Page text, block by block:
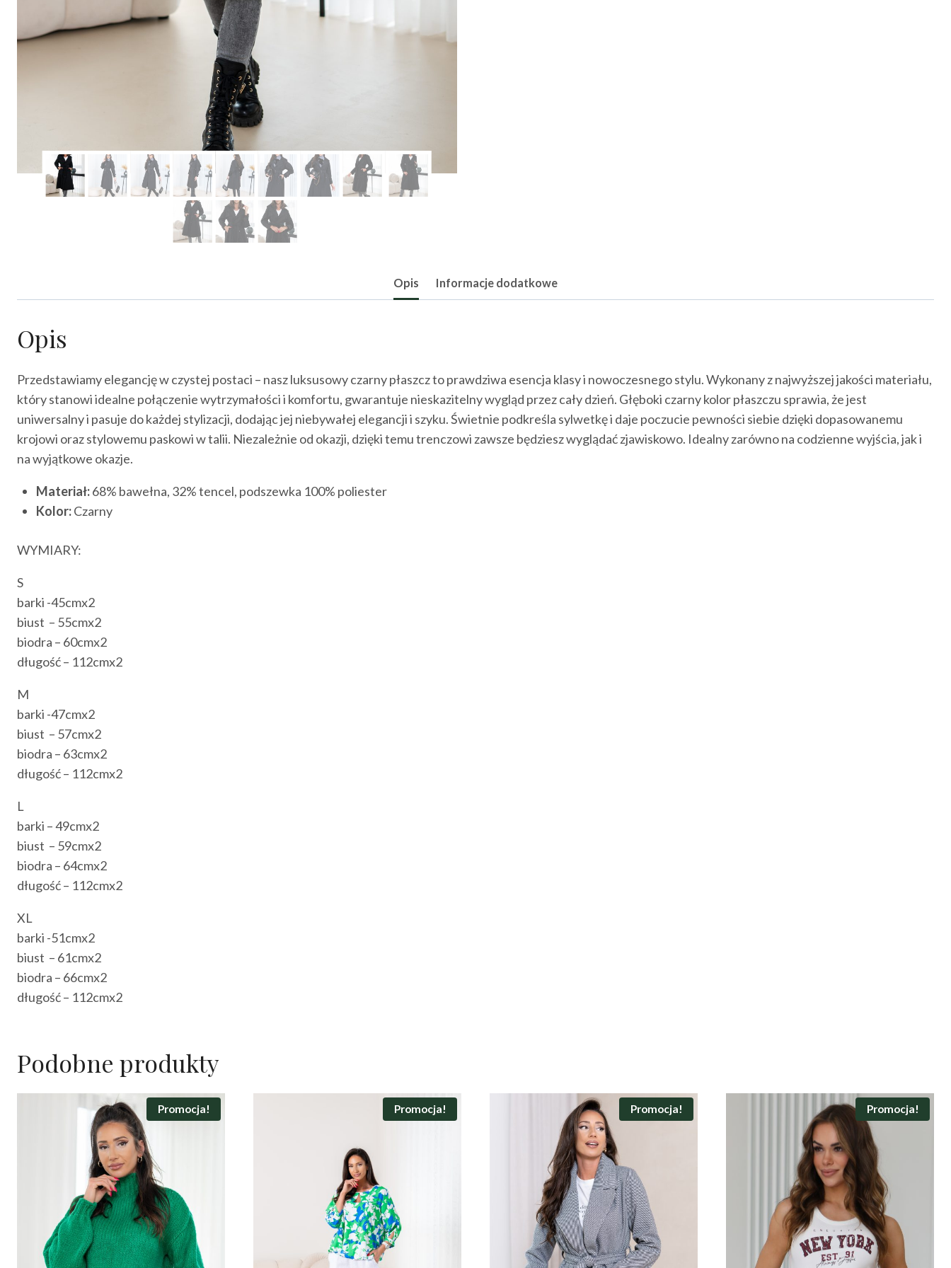
Opis Informacje dodatkowe
Opis
Przedstawiamy elegancję w czystej postaci – nasz luksusowy czarny płaszcz to prawdziwa esencja klasy i nowoczesnego stylu. Wykonany z najwyższej jakości materiału,
który stanowi idealne połączenie wytrzymałości i komfortu, gwarantuje nieskazitelny wygląd przez cały dzień. Głęboki czarny kolor płaszczu sprawia, że jest
uniwersalny i pasuje do każdej stylizacji, dodając jej niebywałej elegancji i szyku. Świetnie podkreśla sylwetkę i daje poczucie pewności siebie dzięki dopasowanemu
krojowi oraz stylowemu paskowi w talii. Niezależnie od okazji, dzięki temu trenczowi zawsze będziesz wyglądać zjawiskowo. Idealny zarówno na codzienne wyjścia, jak i
na wyjątkowe okazje.
Materiał:68% bawełna, 32% tencel, podszewka 100% poliester
Kolor:Czarny
WYMIARY:
S
barki -45cmx2
biust – 55cmx2
biodra – 60cmx2
długość – 112cmx2
M
barki -47cmx2
biust – 57cmx2
biodra – 63cmx2
długość – 112cmx2
L
barki – 49cmx2
biust – 59cmx2
biodra – 64cmx2
długość – 112cmx2
XL
barki -51cmx2
biust – 61cmx2
biodra – 66cmx2
długość – 112cmx2
Podobne produkty
Promocja! Promocja! Promocja! Promocja!